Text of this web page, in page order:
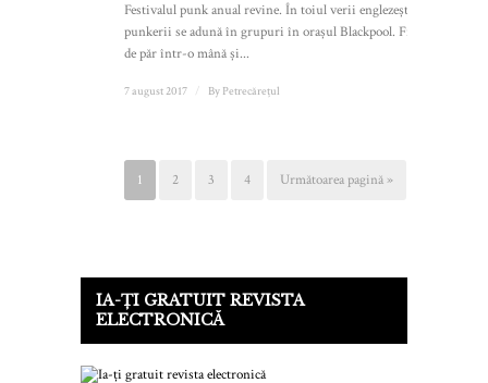
Festivalul punk anual revine. În toiul verii englezești,
punkerii se adună în grupuri în orașul Blackpool. Fixativ
de păr într-o mână și...
7 august 2017 By Petrecărețul
1 2 3 4 Următoarea pagină »
IA-ȚI GRATUIT REVISTA
ELECTRONICĂ